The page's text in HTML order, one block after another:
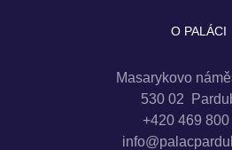
O PALÁCI
Masarykovo
530 02
+420 469 800